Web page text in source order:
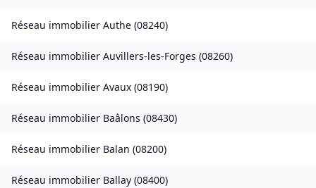
Réseau immobilier Authe (08240)
Réseau immobilier Auvillers-les-Forges (08260)
Réseau immobilier Avaux (08190)
Réseau immobilier Baâlons (08430)
Réseau immobilier Balan (08200)
Réseau immobilier Ballay (08400)